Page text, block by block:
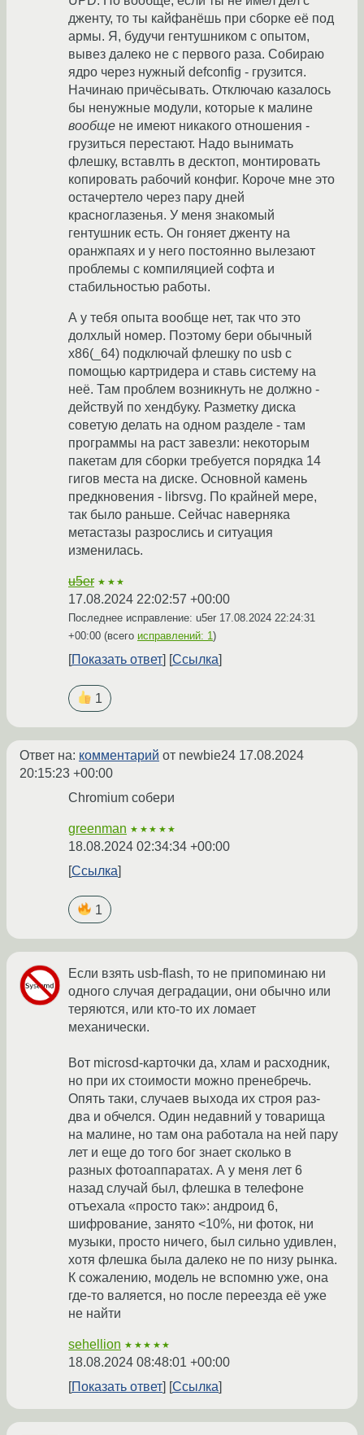
дженту, то ты кайфанёшь при сборке её под
армы. Я, будучи гентушником с опытом,
вывез далеко не с первого раза. Собираю
ядро через нужный defconfig - грузится.
Начинаю причёсывать. Отключаю казалось
бы ненужные модули, которые к малине
вообще не имеют никакого отношения -
грузиться перестают. Надо вынимать
флешку, вставлть в десктоп, монтировать
копировать рабочий конфиг. Короче мне это
остачертело через пару дней
красноглазенья. У меня знакомый
гентушник есть. Он гоняет дженту на
оранжпаях и у него постоянно вылезают
проблемы с компиляцией софта и
стабильностью работы.
А у тебя опыта вообще нет, так что это
долхлый номер. Поэтому бери обычный
x86(_64) подключай флешку по usb с
помощью картридера и ставь систему на
неё. Там проблем возникнуть не должно -
действуй по хендбуку. Разметку диска
советую делать на одном разделе - там
программы на раст завезли: некоторым
пакетам для сборки требуется порядка 14
гигов места на диске. Основной камень
предкновения - librsvg. По крайней мере,
так было раньше. Сейчас наверняка
метастазы разрослись и ситуация
изменилась.
u5er ★★★
17.08.2024 22:02:57 +00:00
Последнее исправление: u5er 17.08.2024 22:24:31
+00:00 (всего исправлений: 1)
Показать ответ Ссылка
1
Ответ на: комментарий от newbie24 17.08.2024
20:15:23 +00:00
Chromium собери
greenman ★★★★★
18.08.2024 02:34:34 +00:00
Ссылка
1
Если взять usb-flash, то не припоминаю ни
одного случая деградации, они обычно или
теряются, или кто-то их ломает
механически.
Вот microsd-карточки да, хлам и расходник,
но при их стоимости можно пренебречь.
Опять таки, случаев выхода их строя раз-
два и обчелся. Один недавний у товарища
на малине, но там она работала на ней пару
лет и еще до того бог знает сколько в
разных фотоаппаратах. А у меня лет 6
назад случай был, флешка в телефоне
отъехала «просто так»: андроид 6,
шифрование, занято <10%, ни фоток, ни
музыки, просто ничего, был сильно удивлен,
хотя флешка была далеко не по низу рынка.
К сожалению, модель не вспомню уже, она
где-то валяется, но после переезда её уже
не найти
sehellion ★★★★★
18.08.2024 08:48:01 +00:00
Показать ответ
Ссылка